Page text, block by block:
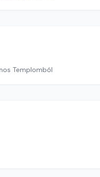
Templomból